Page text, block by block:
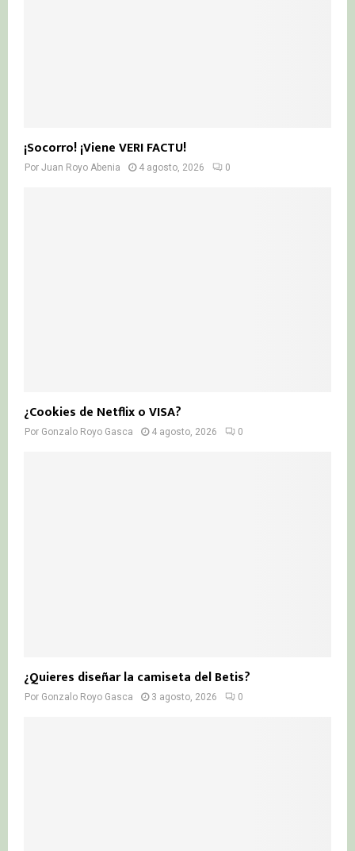
¡Socorro! ¡Viene VERI FACTU!
Por Juan Royo Abenia 4 agosto, 2026 0
¿Cookies de Netflix o VISA?
Por Gonzalo Royo Gasca 4 agosto, 2026 0
¿Quieres diseñar la camiseta del Betis?
Por Gonzalo Royo Gasca 3 agosto, 2026 0